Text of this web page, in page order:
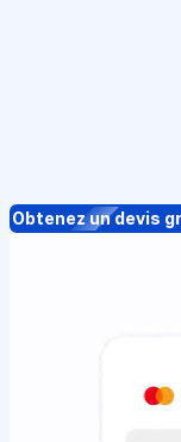
Obtenez un devis